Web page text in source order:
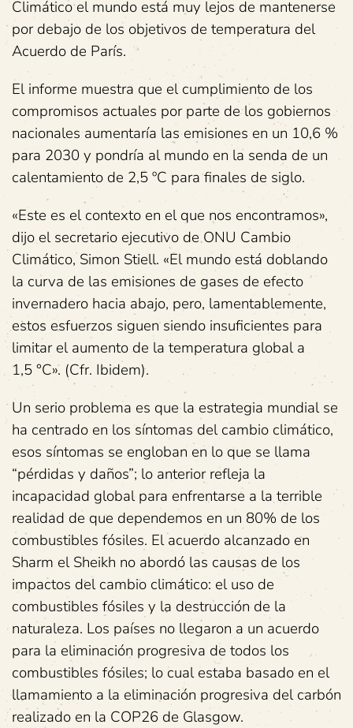
Climático el mundo está muy lejos de mantenerse
por debajo de los objetivos de temperatura del
Acuerdo de París.
El informe muestra que el cumplimiento de los
compromisos actuales por parte de los gobiernos
nacionales aumentaría las emisiones en un 10,6 %
para 2030 y pondría al mundo en la senda de un
calentamiento de 2,5 ºC para finales de siglo.
«Este es el contexto en el que nos encontramos»,
dijo el secretario ejecutivo de ONU Cambio
Climático, Simon Stiell. «El mundo está doblando
la curva de las emisiones de gases de efecto
invernadero hacia abajo, pero, lamentablemente,
estos esfuerzos siguen siendo insuficientes para
limitar el aumento de la temperatura global a
1,5 °C». (Cfr. Ibidem).
Un serio problema es que la estrategia mundial se
ha centrado en los síntomas del cambio climático,
esos síntomas se engloban en lo que se llama
“pérdidas y daños”; lo anterior refleja la
incapacidad global para enfrentarse a la terrible
realidad de que dependemos en un 80% de los
combustibles fósiles. El acuerdo alcanzado en
Sharm el Sheikh no abordó las causas de los
impactos del cambio climático: el uso de
combustibles fósiles y la destrucción de la
naturaleza. Los países no llegaron a un acuerdo
para la eliminación progresiva de todos los
combustibles fósiles; lo cual estaba basado en el
llamamiento a la eliminación progresiva del carbón
realizado en la COP26 de Glasgow.